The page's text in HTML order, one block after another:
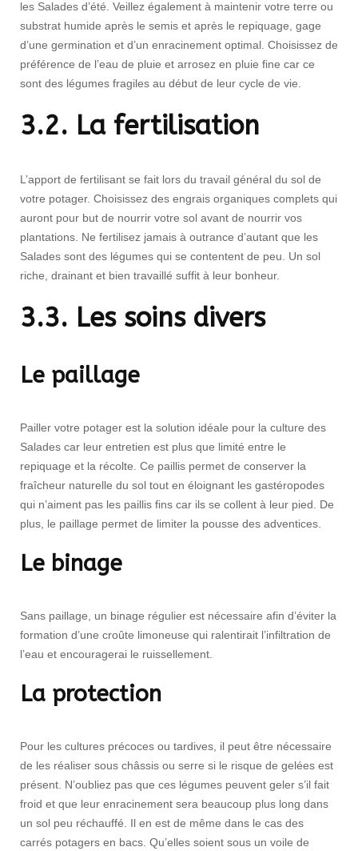
les Salades d’été. Veillez également à maintenir votre terre ou
substrat humide après le semis et après le repiquage, gage
d’une germination et d’un enracinement optimal. Choisissez de
préférence de l’eau de pluie et arrosez en pluie fine car ce
sont des légumes fragiles au début de leur cycle de vie.
3.2. La fertilisation
L’apport de fertilisant se fait lors du travail général du sol de
votre potager. Choisissez des engrais organiques complets qui
auront pour but de nourrir votre sol avant de nourrir vos
plantations. Ne fertilisez jamais à outrance d’autant que les
Salades sont des légumes qui se contentent de peu. Un sol
riche, drainant et bien travaillé suffit à leur bonheur.
3.3. Les soins divers
Le paillage
Pailler votre potager est la solution idéale pour la culture des
Salades car leur entretien est plus que limité entre le
repiquage et la récolte. Ce paillis permet de conserver la
fraîcheur naturelle du sol tout en éloignant les gastéropodes
qui n’aiment pas les paillis fins car ils se collent à leur pied. De
plus, le paillage permet de limiter la pousse des adventices.
Le binage
Sans paillage, un binage régulier est nécessaire afin d’éviter la
formation d’une croûte limoneuse qui ralentirait l’infiltration de
l’eau et encouragerai le ruissellement.
La protection
Pour les cultures précoces ou tardives, il peut être nécessaire
de les réaliser sous châssis ou serre si le risque de gelées est
présent. N’oubliez pas que ces légumes peuvent geler s’il fait
froid et que leur enracinement sera beaucoup plus long dans
un sol peu réchauffé. Il en est de même dans le cas des
carrés potagers en bacs. Qu’elles soient sous un voile de